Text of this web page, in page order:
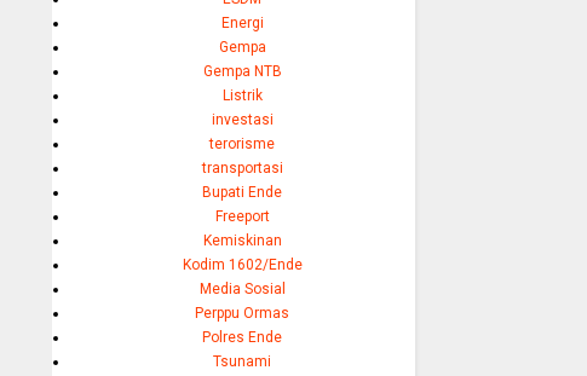
Energi
Gempa
Gempa NTB
Listrik
investasi
terorisme
transportasi
Bupati Ende
Freeport
Kemiskinan
Kodim 1602/Ende
Media Sosial
Perppu Ormas
Polres Ende
Tsunami